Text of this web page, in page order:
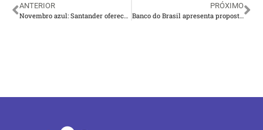
ANTERIOR
PRÓXIMO